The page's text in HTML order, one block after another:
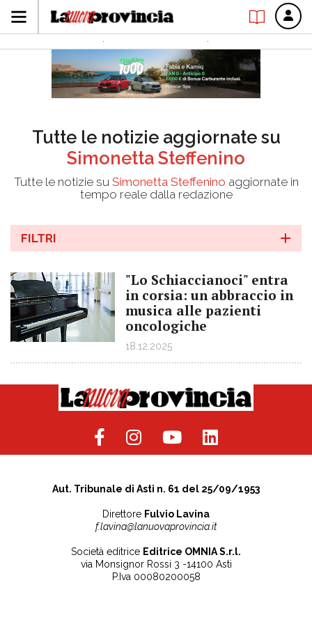
Tutte le notizie aggiornate su
Simonetta Steffenino
Tutte le notizie su Simonetta Steffenino aggiornate in
tempo reale dalla redazione
FILTRI
"Lo Schiaccianoci" entra
in corsia: un abbraccio in
musica alle pazienti
oncologiche
18.12.2025
Aut. Tribunale di Asti n. 61 del 25/09/1953
Direttore Fulvio Lavina
f.lavina@lanuovaprovincia.it
Società editrice Editrice OMNIA S.r.l.
via Monsignor Rossi 3 -14100 Asti
P.Iva 00080200058